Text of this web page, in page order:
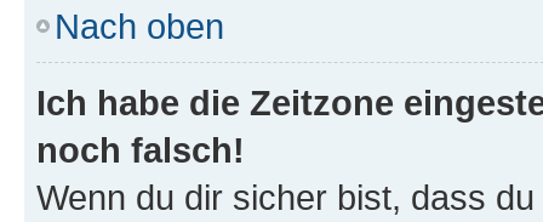
Nach oben
Ich habe die Zeitzone
noch falsch!
Wenn du dir sicher bist, dass